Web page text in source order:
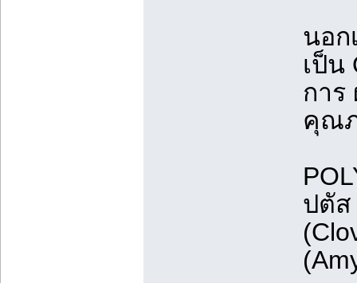
นอก
เป็น
การ
คุณภ
ปตัส